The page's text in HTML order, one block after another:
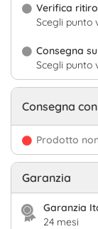
Verifica ritiro
Scegli punto
Consegna
Scegli punto
Consegna
Prodotto
Garanzia
Garanzia
24 mesi